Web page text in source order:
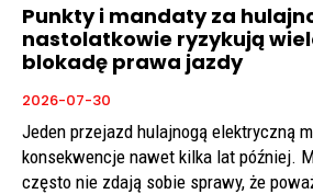
Punkty i mandaty za
nastolatkowie ryzykują
blokadę prawa jazdy
2026-07-30
Jeden przejazd hulajnogą elektryczną
konsekwencje nawet kilka lat później.
często nie zdają sobie sprawy, że